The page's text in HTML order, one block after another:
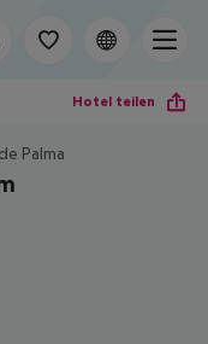
Hotel teilen
Palma